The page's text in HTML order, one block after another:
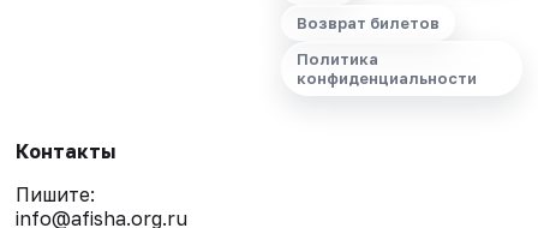
Возврат билетов
Политика
конфиденциальности
Контакты
Пишите:
info@afisha.org.ru